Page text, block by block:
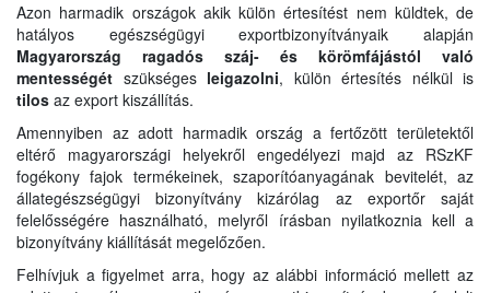
Azon harmadik országok akik külön értesítést nem küldtek, de
hatályos egészségügyi exportbizonyítványaik alapján
Magyarország ragadós száj- és körömfájástól való
mentességét szükségesleigazolni, külön értesítés nélkül is
tilos az export kiszállítás.
Amennyiben az adott harmadik ország a fertőzött területektől
eltérő magyarországi helyekről engedélyezi majd az RSzKF
fogékony fajok termékeinek, szaporítóanyagának bevitelét, az
állategészségügyi bizonyítvány kizárólag az exportőr saját
felelősségére használható, melyről írásban nyilatkoznia kell a
bizonyítvány kiállítását megelőzően.
Felhívjuk a figyelmet arra, hogy az alábbi információ mellett az